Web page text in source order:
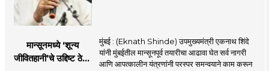
मान्सूनमध्ये ‘शून्य
जीवितहानी’चे उद्दिष्ट ठेवून
मुंबई : (Eknath Shinde) उपमुख्यमंत्री एकनाथ शिंदे
यांनी मुंबईतील मान्सूनपूर्व तयारीचा आढावा घेत सर्व नागरी
आणि आपत्कालीन यंत्रणांनी परस्पर समन्वयाने काम करून